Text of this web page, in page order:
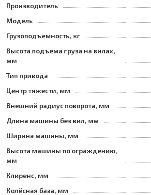
Производитель
Модель
Грузоподъемность, кг
Высота подъема груза на вилах,
мм
Тип привода
Центр тяжести, мм
Внешний радиус поворота, мм
Длина машины без вил, мм
Ширина машины, мм
Высота машины по ограждению,
мм
Клиренс, мм
Колёсная база, мм